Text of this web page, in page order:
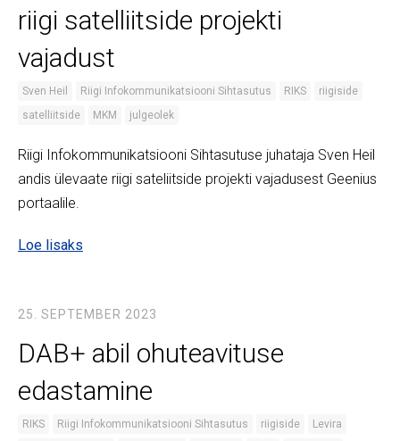
riigi satelliitside projekti
vajadust
Sven Heil Riigi Infokommunikatsiooni Sihtasutus RIKS
riigiside
satelliitside
MKM julgeolek
Riigi Infokommunikatsiooni Sihtasutuse juhataja Sven Heil
andis ülevaate riigi sateliitside projekti vajadusest Geenius
portaalile.
Loe lisaks
25. SEPTEMBER 2023
DAB+ abil ohuteavituse
edastamine
RIKS Riigi Infokommunikatsiooni Sihtasutus riigiside
Levira